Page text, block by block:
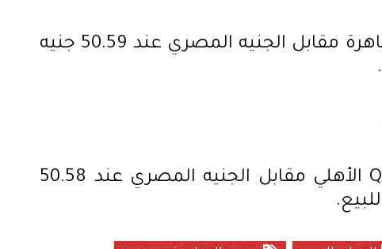
وهبط سعر الدولار في بنك القاهرة مقابل الجنيه المصري عند 50.59 جنيه
ونزل سعر الدولار في بنك QNB الأهلي مقابل الجنيه المصري عند 50.58